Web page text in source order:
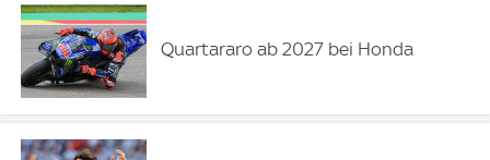
Quartararo ab 2027 bei Honda